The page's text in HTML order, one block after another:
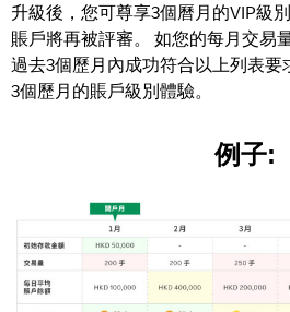
升級後，您可尊享3個曆月的VIP級
賬戶將再被評審。 如您的每月交易
過去3個歷月內成功符合以上列表
3個歷月的賬戶級別體驗。
例子: